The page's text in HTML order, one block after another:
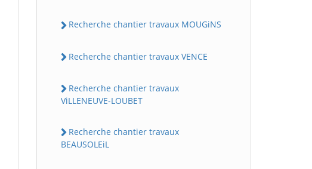
Recherche chantier travaux MOUGiNS
Recherche chantier travaux VENCE
Recherche chantier travaux
ViLLENEUVE-LOUBET
Recherche chantier travaux
BEAUSOLEiL